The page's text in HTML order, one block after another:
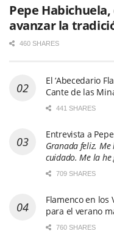
Pepe
avanzar la
460 SHARES
El ‘Abecedario
Cante de las
441 SHARES
Entrevista a
Granada feliz.
cuidado. Me la he
709 SHARES
Flamenco en los
para el verano
760 SHARES